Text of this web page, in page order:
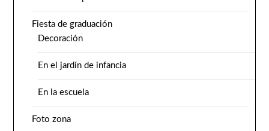
Fiesta de graduación
Decoración
En el jardín de infancia
En la escuela
Foto zona